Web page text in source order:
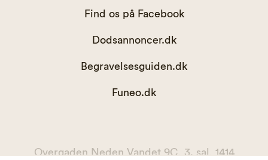
Find os på Facebook
Dodsannoncer.dk
Begravelsesguiden.dk
Funeo.dk
Overgaden Neden Vandet 9C, 3. sal, 1414